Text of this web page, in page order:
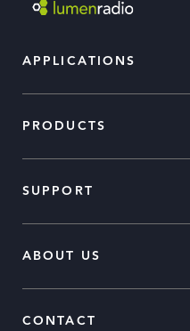
APPLICATIONS
PRODUCTS
SUPPORT
ABOUT US
CONTACT